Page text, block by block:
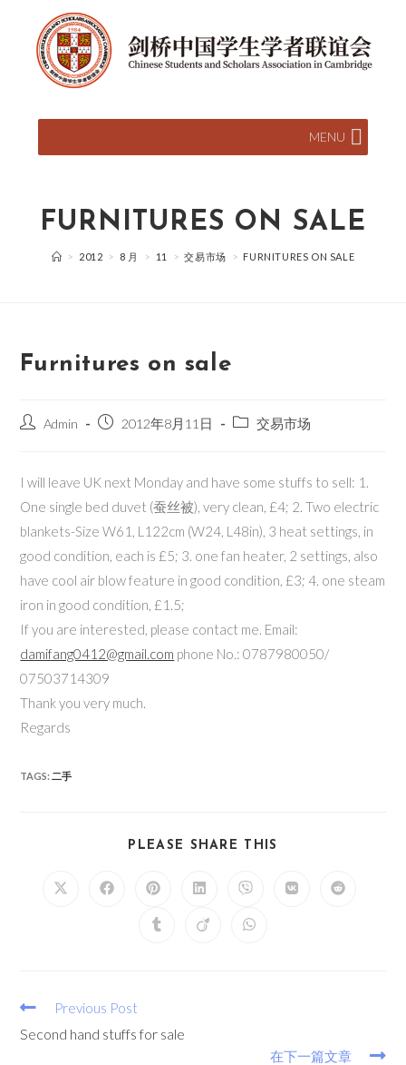
MENU
FURNITURES ON SALE
> 2012 > 8 月 > 11 > 交易市场 > FURNITURES ON SALE
Furnitures on sale
Admin 2012年8月11日 交易市场
I will leave UK next Monday and have some stuffs to sell: 1.
One single bed duvet (蚕丝被), very clean, £4; 2. Two electric
blankets-Size W61, L122cm (W24, L48in), 3 heat settings, in
good condition, each is £5; 3. one fan heater, 2 settings, also
have cool air blow feature in good condition, £3; 4. one steam
iron in good condition, £1.5;
If you are interested, please contact me. Email:
damifang0412@gmail.com phone No.: 0787980050/
07503714309
Thank you very much.
Regards
TAGS: 二手
PLEASE SHARE THIS
Previous Post
Second hand stuffs for sale
在下一篇文章